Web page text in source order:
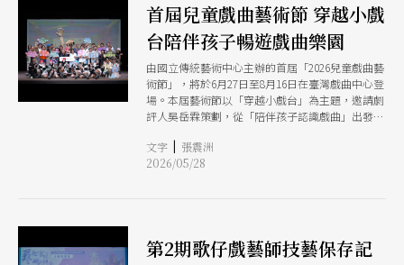
考，怎麼開發兒童戲曲的DNA？」陳悅宜口中的
DNA，既是指涉存在於孩子體內的看戲基因與動
機，同時也包含戲曲的基本元素在內。
首屆兒童戲曲藝術節 穿越小戲
台陪伴孩子暢遊戲曲樂園
由國立傳統藝術中心主辦的首屆「2026兒童戲曲藝
術節」，將於6月27日至8月16日在臺灣戲曲中心登
場。本屆藝術節以「穿越小戲台」為主題，邀請劇
評人吳岳霖策劃，從「陪伴孩子認識戲曲」出發，
偶戲、歌仔戲、即興劇與馬戲演出等形式，打造9
檔風格各異的兒童戲曲作品，邀請大小朋友一起穿
文字 | 張震洲
2026/05/28
第2期歌仔戲藝師技藝保存記